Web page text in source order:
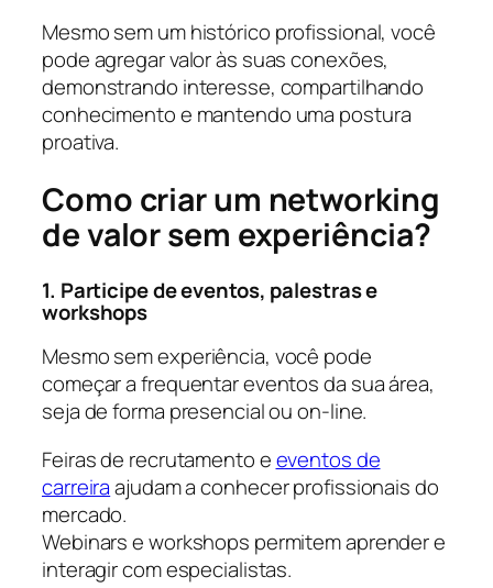
Mesmo sem um histórico profissional, você
pode agregar valor às suas conexões,
demonstrando interesse, compartilhando
conhecimento e mantendo uma postura
proativa.
Como criar um networking
de valor sem experiência?
1. Participe de eventos, palestras e
workshops
Mesmo sem experiência, você pode
começar a frequentar eventos da sua área,
seja de forma presencial ou on-line.
Feiras de recrutamento eeventos de
carreiraajudam a conhecer profissionais do
mercado.
Webinars e workshops permitem aprender e
interagir com especialistas.